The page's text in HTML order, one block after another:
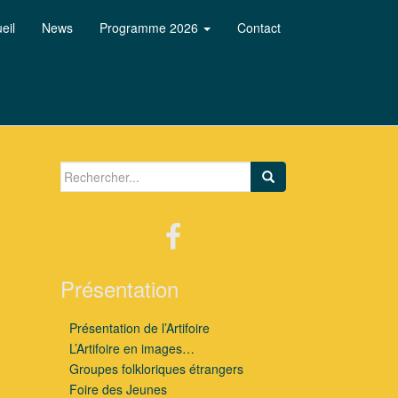
News Programme 2026 Contact
Search for:
Présentation
Présentation de l’Artifoire
L’Artifoire en images…
Groupes folkloriques étrangers
Foire des Jeunes